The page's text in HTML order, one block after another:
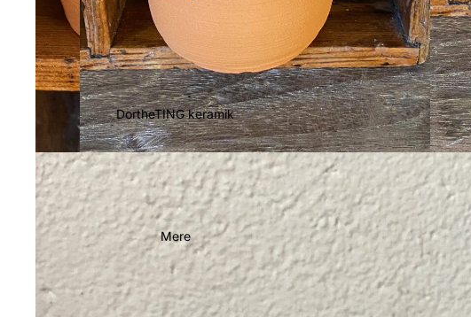
DortheTING keramik
Mere